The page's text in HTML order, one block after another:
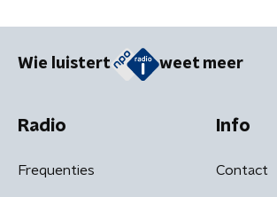
Wie luistert weet meer
Radio
Frequenties
Info
Contact